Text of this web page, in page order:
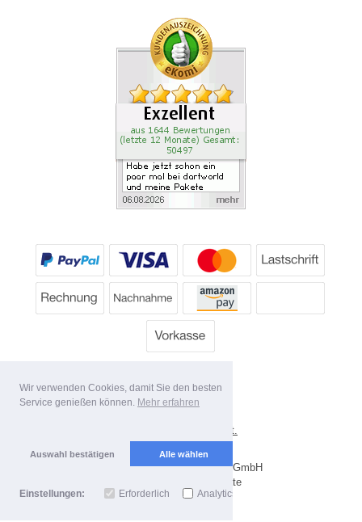
Wir verwenden Cookies, damit Sie den besten
Service genießen können. Mehr erfahren
Auswahl bestätigen Alle wählen
Einstellungen: Erforderlich Analytics
Alle Preise inkl. MwSt.
Lieferbedingungen
Copyright 2026 by Dartpoint GmbH
Mobile Shop by Shopgate